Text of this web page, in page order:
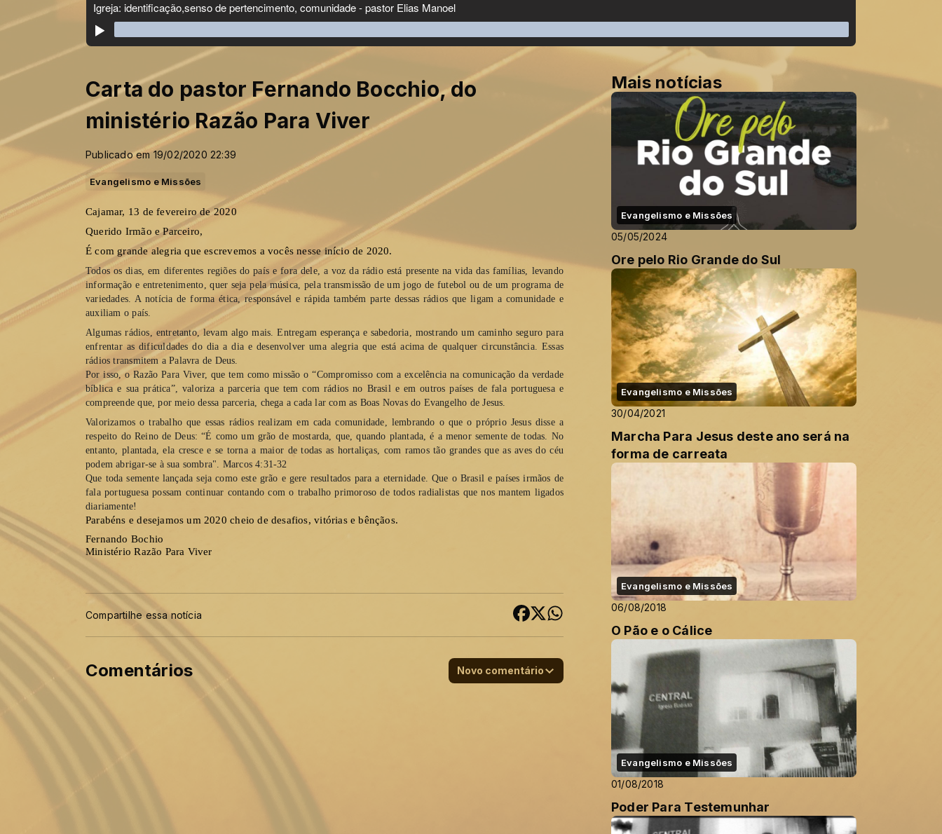
Carta do pastor Fernando Bocchio, do
ministério Razão Para Viver
Publicado em 19/02/2020 22:39
Evangelismo e Missões
Cajamar, 13 de fevereiro de 2020
Querido Irmão e Parceiro,
É com grande alegria que escrevemos a vocês nesse início de 2020.
Todos os dias, em diferentes regiões do país e fora dele, a voz da rádio está presente na vida das famílias, levando
informação e entretenimento, quer seja pela música, pela transmissão de um jogo de futebol ou de um programa de
variedades. A notícia de forma ética, responsável e rápida também parte dessas rádios que ligam a comunidade e
auxiliam o país.
Algumas rádios, entretanto, levam algo mais. Entregam esperança e sabedoria, mostrando um caminho seguro para
enfrentar as dificuldades do dia a dia e desenvolver uma alegria que está acima de qualquer circunstância. Essas
rádios transmitem a Palavra de Deus.
Por isso, o Razão Para Viver, que tem como missão o “Compromisso com a excelência na comunicação da verdade
bíblica e sua prática”, valoriza a parceria que tem com rádios no Brasil e em outros países de fala portuguesa e
compreende que, por meio dessa parceria, chega a cada lar com as Boas Novas do Evangelho de Jesus.
Valorizamos o trabalho que essas rádios realizam em cada comunidade, lembrando o que o próprio Jesus disse a
respeito do Reino de Deus: “É como um grão de mostarda, que, quando plantada, é a menor semente de todas. No
entanto, plantada, ela cresce e se torna a maior de todas as hortaliças, com ramos tão grandes que as aves do céu
podem abrigar-se à sua sombra". Marcos 4:31-32
Que toda semente lançada seja como este grão e gere resultados para a eternidade. Que o Brasil e países irmãos de
fala portuguesa possam continuar contando com o trabalho primoroso de todos radialistas que nos mantem ligados
diariamente!
Parabéns e desejamos um 2020 cheio de desafios, vitórias e bênçãos.
Fernando Bochio
Ministério Razão Para Viver
Compartilhe essa notícia
Comentários Novo comentário
Mais notícias
Evangelismo e Missões
05/05/2024
Ore pelo Rio Grande do Sul
Evangelismo e Missões
30/04/2021
Marcha Para Jesus deste ano será na
forma de carreata
Evangelismo e Missões
06/08/2018
O Pão e o Cálice
Evangelismo e Missões
01/08/2018
Poder Para Testemunhar